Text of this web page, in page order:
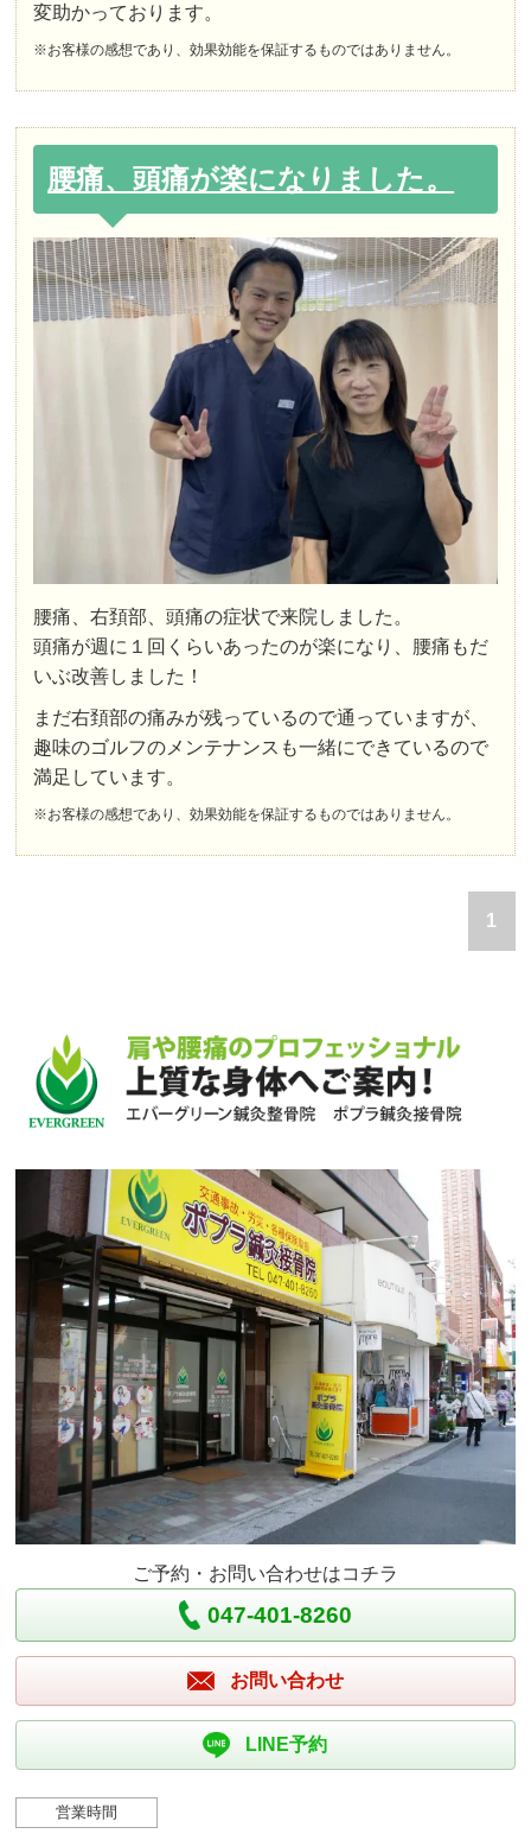
変助かっております。
※お客様の感想であり、効果効能を保証するものではありません。
腰痛、頭痛が楽になりました。
腰痛、右頚部、頭痛の症状で来院しました。
頭痛が週に１回くらいあったのが楽になり、腰痛もだ
いぶ改善しました！
まだ右頚部の痛みが残っているので通っていますが、
趣味のゴルフのメンテナンスも一緒にできているので
満足しています。
※お客様の感想であり、効果効能を保証するものではありません。
1
ご予約・お問い合わせはコチラ
047-401-8260
お問い合わせ
LINE予約
営業時間